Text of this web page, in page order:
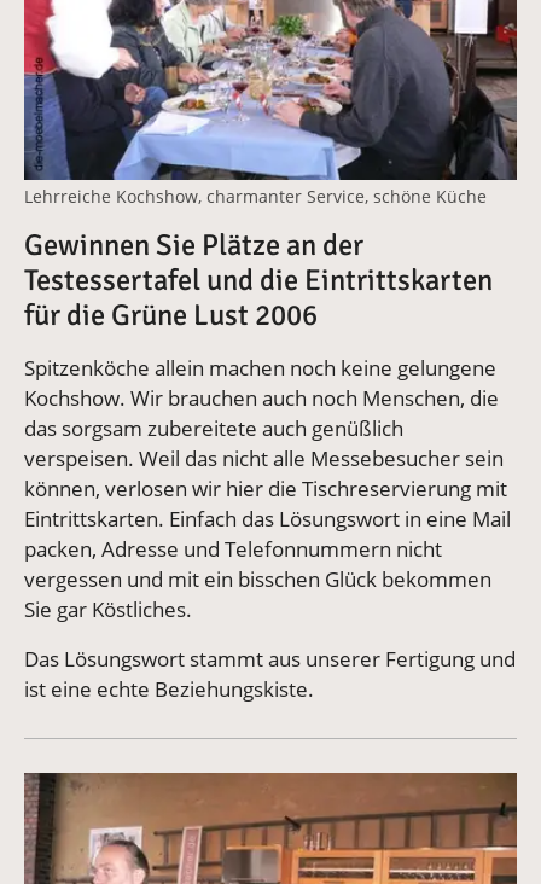
Lehrreiche Kochshow, charmanter Service, schöne Küche
Gewinnen Sie Plätze an der
Testessertafel und die Eintrittskarten
für die Grüne Lust 2006
Spitzenköche allein machen noch keine gelungene
Kochshow. Wir brauchen auch noch Menschen, die
das sorgsam zubereitete auch genüßlich
verspeisen. Weil das nicht alle Messebesucher sein
können, verlosen wir hier die Tischreservierung mit
Eintrittskarten. Einfach das Lösungswort in eine Mail
packen, Adresse und Telefonnummern nicht
vergessen und mit ein bisschen Glück bekommen
Sie gar Köstliches.
Das Lösungswort stammt aus unserer Fertigung und
ist eine echte Beziehungskiste.
Vergrößerte Version anzeigen